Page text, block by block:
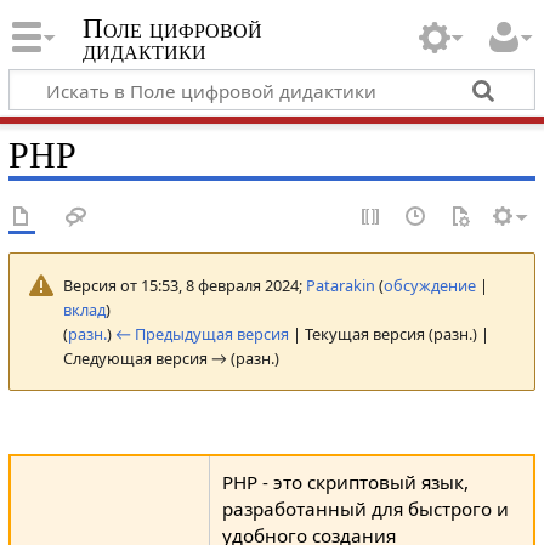
Поле цифровой
дидактики
PHP
Версия от 15:53, 8 февраля 2024; Patarakin (обсуждение|
вклад)
(разн.) ← Предыдущая версия | Текущая версия (разн.) |
Следующая версия → (разн.)
PHP - это скриптовый язык,
разработанный для быстрого и
удобного создания